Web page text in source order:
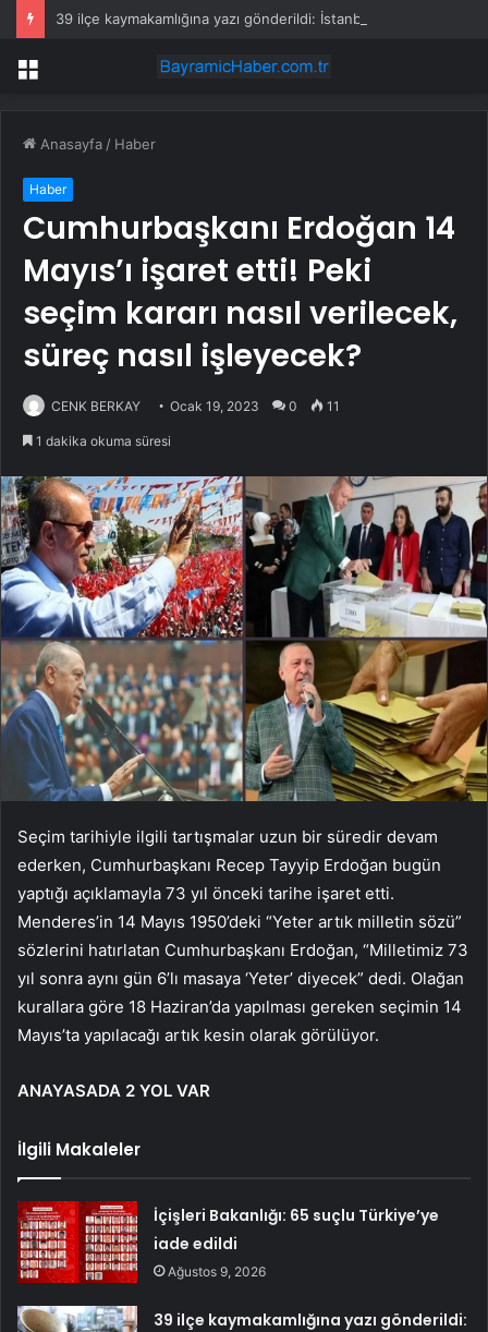
Menü
Anasayfa / Haber
Haber
Cumhurbaşkanı Erdoğan 14
Mayıs’ı işaret etti! Peki
seçim kararı nasıl verilecek,
süreç nasıl işleyecek?
CENK BERKAY Ocak 19, 2023 0 11
1 dakika okuma süresi
Seçim tarihiyle ilgili tartışmalar uzun bir süredir devam
ederken, Cumhurbaşkanı Recep Tayyip Erdoğan bugün
yaptığı açıklamayla 73 yıl önceki tarihe işaret etti.
Menderes’in 14 Mayıs 1950’deki “Yeter artık milletin sözü”
sözlerini hatırlatan Cumhurbaşkanı Erdoğan, “Milletimiz 73
yıl sonra aynı gün 6’lı masaya ‘Yeter’ diyecek” dedi. Olağan
kurallara göre 18 Haziran’da yapılması gereken seçimin 14
Mayıs’ta yapılacağı artık kesin olarak görülüyor.
ANAYASADA 2 YOL VAR
İlgili Makaleler
İçişleri Bakanlığı: 65 suçlu Türkiye’ye
iade edildi
Ağustos 9, 2026
39 ilçe kaymakamlığına yazı gönderildi: